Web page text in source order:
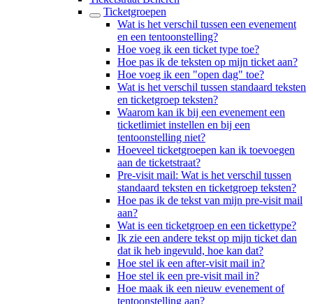
Ticketgroepen
Wat is het verschil tussen een evenement
en een tentoonstelling?
Hoe voeg ik een ticket type toe?
Hoe pas ik de teksten op mijn ticket aan?
Hoe voeg ik een "open dag" toe?
Wat is het verschil tussen standaard teksten
en ticketgroep teksten?
Waarom kan ik bij een evenement een
ticketlimiet instellen en bij een
tentoonstelling niet?
Hoeveel ticketgroepen kan ik toevoegen
aan de ticketstraat?
Pre-visit mail: Wat is het verschil tussen
standaard teksten en ticketgroep teksten?
Hoe pas ik de tekst van mijn pre-visit mail
aan?
Wat is een ticketgroep en een tickettype?
Ik zie een andere tekst op mijn ticket dan
dat ik heb ingevuld, hoe kan dat?
Hoe stel ik een after-visit mail in?
Hoe stel ik een pre-visit mail in?
Hoe maak ik een nieuw evenement of
tentoonstelling aan?